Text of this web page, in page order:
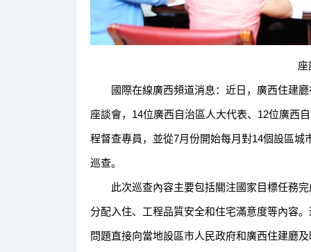
座
國際在線廣西頻道消息：近日，廣西住建廳
座談會，14位廣西自治區人大代表、12位廣西
程督查專員，並從7月份開始每月對14個設區
巡查。
此次巡查內容主要包括關注國家目標任務完
分配入住、工程品質安全和住宅滿意度等內容
問題直接向當地設區市人民政府和廣西住建廳